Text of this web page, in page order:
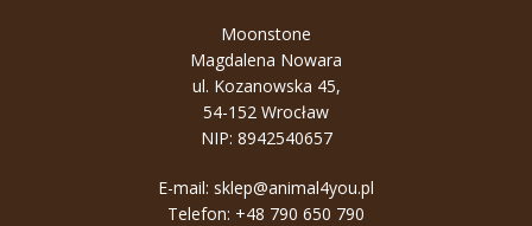
Moonstone
Magdalena Nowara
ul. Kozanowska 45,
54-152 Wrocław
NIP: 8942540657
E-mail: sklep@animal4you.pl
Telefon: +48 790 650 790